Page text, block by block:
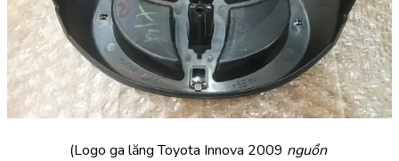
(Logo ga lăng Toyota Innova 2009
nguồn